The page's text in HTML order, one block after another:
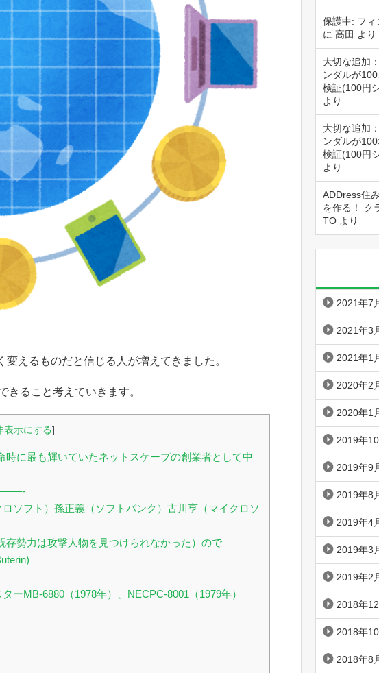
えるものだと信じる人が増えてきました。
きること考えていきます。
表示にする]
に最も輝いていたネットスケープの創業者として中
ソフト）孫正義（ソフトバンク）古川亨（マイクロソ
勢力は攻撃人物を見つけられなかった）ので
ーMB-6880（1978年）、NECPC-8001（1979年）
保護中: フィ
に 高田 より
大切な追加
ンダルが
検証(100円
より
大切な追加
ンダルが
検証(100円
より
ADDress住
を作る！ ク
TO より
2021年7
2021年3
2021年1
2020年2
2020年1
2019年
2019年9
2019年8
2019年4
2019年3
2019年2
2018年
2018年
2018年8